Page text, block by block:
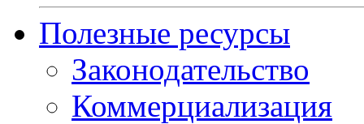
Полезные ресурсы
Законодательство
Коммерциализация